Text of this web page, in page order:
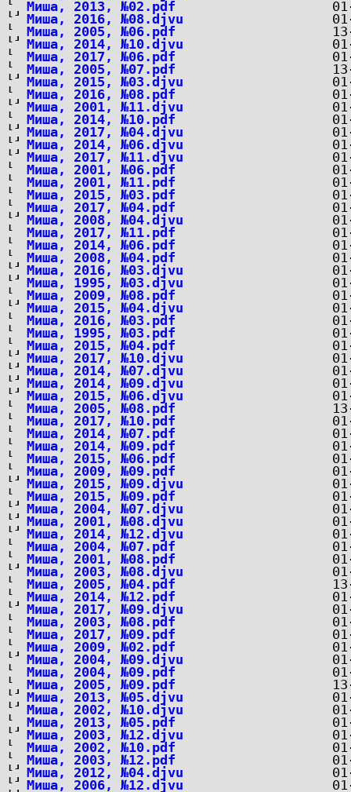
Миша, 2013, №02.pdf
Миша, 2016, №08.djvu
Миша, 2005, №06.pdf
Миша, 2014, №10.djvu
Миша, 2017, №06.pdf
Миша, 2005, №07.pdf
Миша, 2015, №03.djvu
Миша, 2016, №08.pdf
Миша, 2001, №11.djvu
Миша, 2014, №10.pdf
Миша, 2017, №04.djvu
Миша, 2014, №06.djvu
Миша, 2017, №11.djvu
Миша, 2001, №06.pdf
Миша, 2001, №11.pdf
Миша, 2015, №03.pdf
Миша, 2017, №04.pdf
Миша, 2008, №04.djvu
Миша, 2017, №11.pdf
Миша, 2014, №06.pdf
Миша, 2008, №04.pdf
Миша, 2016, №03.djvu
Миша, 1995, №03.djvu
Миша, 2009, №08.pdf
Миша, 2015, №04.djvu
Миша, 2016, №03.pdf
Миша, 1995, №03.pdf
Миша, 2015, №04.pdf
Миша, 2017, №10.djvu
Миша, 2014, №07.djvu
Миша, 2014, №09.djvu
Миша, 2015, №06.djvu
Миша, 2005, №08.pdf
Миша, 2017, №10.pdf
Миша, 2014, №07.pdf
Миша, 2014, №09.pdf
Миша, 2015, №06.pdf
Миша, 2009, №09.pdf
Миша, 2015, №09.djvu
Миша, 2015, №09.pdf
Миша, 2004, №07.djvu
Миша, 2001, №08.djvu
Миша, 2014, №12.djvu
Миша, 2004, №07.pdf
Миша, 2001, №08.pdf
Миша, 2003, №08.djvu
Миша, 2005, №04.pdf
Миша, 2014, №12.pdf
Миша, 2017, №09.djvu
Миша, 2003, №08.pdf
Миша, 2017, №09.pdf
Миша, 2009, №02.pdf
Миша, 2004, №09.djvu
Миша, 2004, №09.pdf
Миша, 2005, №09.pdf
Миша, 2013, №05.djvu
Миша, 2002, №10.djvu
Миша, 2013, №05.pdf
Миша, 2003, №12.djvu
Миша, 2002, №10.pdf
Миша, 2003, №12.pdf
Миша, 2012, №04.djvu
Миша, 2006, №12.djvu